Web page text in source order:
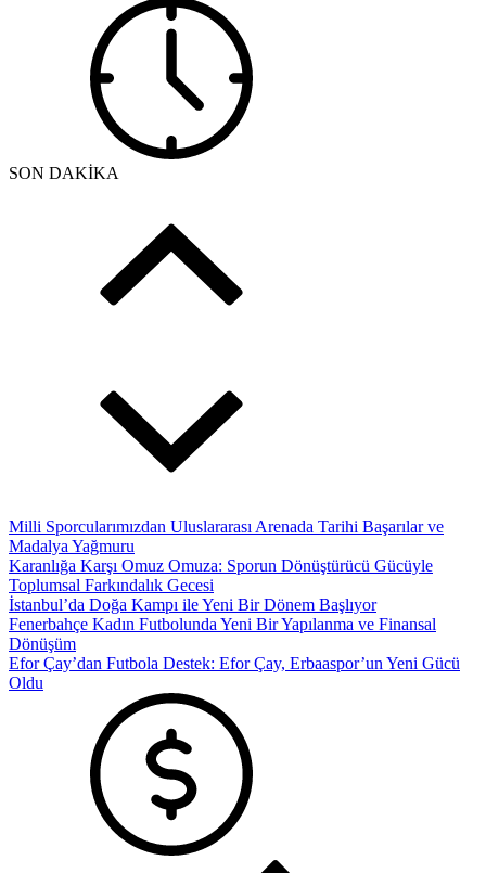
SON DAKİKA
Milli Sporcularımızdan Uluslararası Arenada Tarihi Başarılar ve
Madalya Yağmuru
Karanlığa Karşı Omuz Omuza: Sporun Dönüştürücü Gücüyle
Toplumsal Farkındalık Gecesi
İstanbul’da Doğa Kampı ile Yeni Bir Dönem Başlıyor
Fenerbahçe Kadın Futbolunda Yeni Bir Yapılanma ve Finansal
Dönüşüm
Efor Çay’dan Futbola Destek: Efor Çay, Erbaaspor’un Yeni Gücü
Oldu